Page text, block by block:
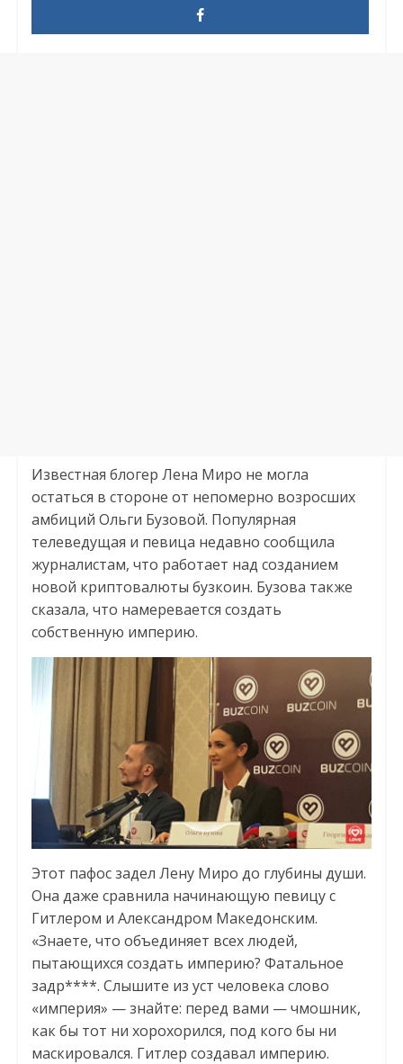
Известная блогер Лена Миро не могла
остаться в стороне от непомерно возросших
амбиций Ольги Бузовой. Популярная
телеведущая и певица недавно сообщила
журналистам, что работает над созданием
новой криптовалюты бузкоин. Бузова также
сказала, что намеревается создать
собственную империю.
Этот пафос задел Лену Миро до глубины души.
Она даже сравнила начинающую певицу с
Гитлером и Александром Македонским.
«Знаете, что объединяет всех людей,
пытающихся создать империю? Фатальное
задр****. Слышите из уст человека слово
«империя» — знайте: перед вами — чмошник,
как бы тот ни хорохорился, под кого бы ни
маскировался. Гитлер создавал империю.